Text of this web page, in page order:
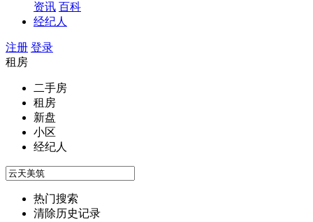
资讯 百科
经纪人
注册 登录
租房
二手房
租房
新盘
小区
经纪人
热门搜索
清除历史记录